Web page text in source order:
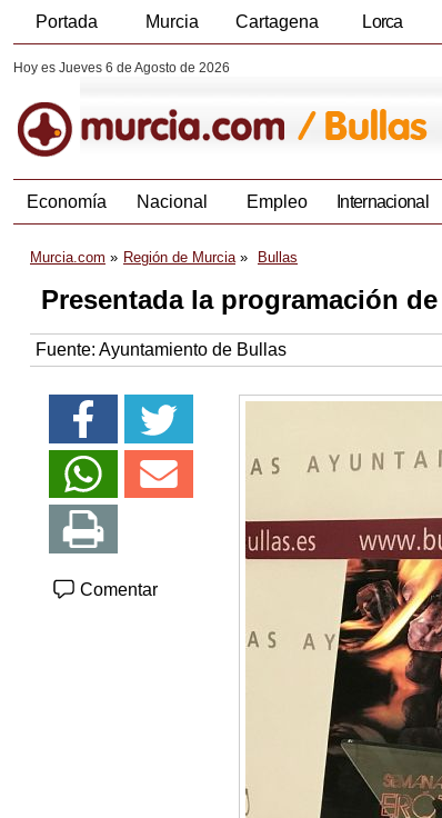
Portada Murcia Cartagena Lorca
Hoy es Jueves 6 de Agosto de 2026
Economía Nacional Empleo Internacional
Murcia.com Región de Murcia Bullas
Presentada la programación
Fuente: Ayuntamiento de Bullas
Comentar